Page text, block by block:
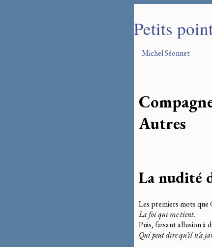
Petits
Michel Séonnet
Autres
La nudité
Les premiers mots que
La foi qui me tient.
Puis, faisant allusion à
Qui peut dire qu’il n’a